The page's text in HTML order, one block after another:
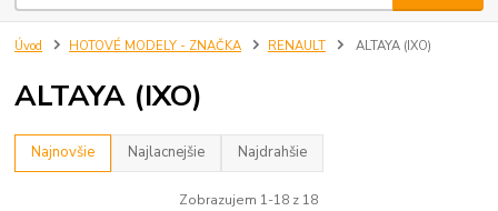
Úvod HOTOVÉ MODELY - ZNAČKA RENAULT ALTAYA (IXO)
ALTAYA (IXO)
Najnovšie Najlacnejšie Najdrahšie
Zobrazujem 1-18 z 18